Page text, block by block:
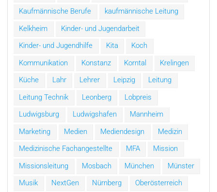
Kaufmännische Berufe
kaufmännische Leitung
Kelkheim
Kinder- und Jugendarbeit
Kinder- und Jugendhilfe
Kita
Koch
Kommunikation
Konstanz Korntal
Krelingen
Küche
Lahr Lehrer Leipzig
Leitung
Leitung Technik
Leonberg
Lobpreis
Ludwigsburg
Ludwigshafen
Mannheim
Marketing
Medien Mediendesign
Medizin
Medizinische Fachangestellte
MFA
Mission
Missionsleitung
Mosbach München
Münster
Musik
NextGen Nürnberg Oberösterreich